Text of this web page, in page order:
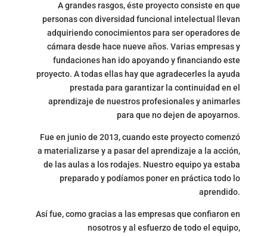
A grandes rasgos, éste proyecto consiste en que
personas con diversidad funcional intelectual llevan
adquiriendo conocimientos para ser operadores de
cámara desde hace nueve años. Varias empresas y
fundaciones han ido apoyando y financiando este
proyecto. A todas ellas hay que agradecerles la ayuda
prestada para garantizar la continuidad en el
aprendizaje de nuestros profesionales y animarles
para que no dejen de apoyarnos.
Fue en junio de 2013, cuando este proyecto comenzó
a materializarse y a pasar del aprendizaje a la acción,
de las aulas a los rodajes. Nuestro equipo ya estaba
preparado y podíamos poner en práctica todo lo
aprendido.
Así fue, como gracias a las empresas que confiaron en
nosotros y al esfuerzo de todo el equipo,